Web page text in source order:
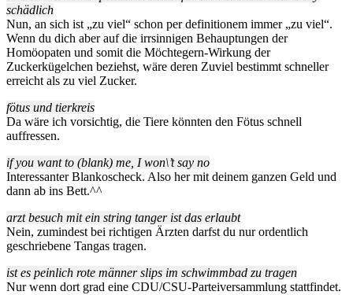
schädlich
Nun, an sich ist „zu viel“ schon per definitionem immer „zu viel“.
Wenn du dich aber auf die irrsinnigen Behauptungen der
Homöopaten und somit die Möchtegern-Wirkung der
Zuckerkügelchen beziehst, wäre deren Zuviel bestimmt schneller
erreicht als zu viel Zucker.
fötus und tierkreis
Da wäre ich vorsichtig, die Tiere könnten den Fötus schnell
auffressen.
if you want to (blank) me, I won\’t say no
Interessanter Blankoscheck. Also her mit deinem ganzen Geld und
dann ab ins Bett.^^
arzt besuch mit ein string tanger ist das erlaubt
Nein, zumindest bei richtigen Ärzten darfst du nur ordentlich
geschriebene Tangas tragen.
ist es peinlich rote männer slips im schwimmbad zu tragen
Nur wenn dort grad eine CDU/CSU-Parteiversammlung stattfindet.